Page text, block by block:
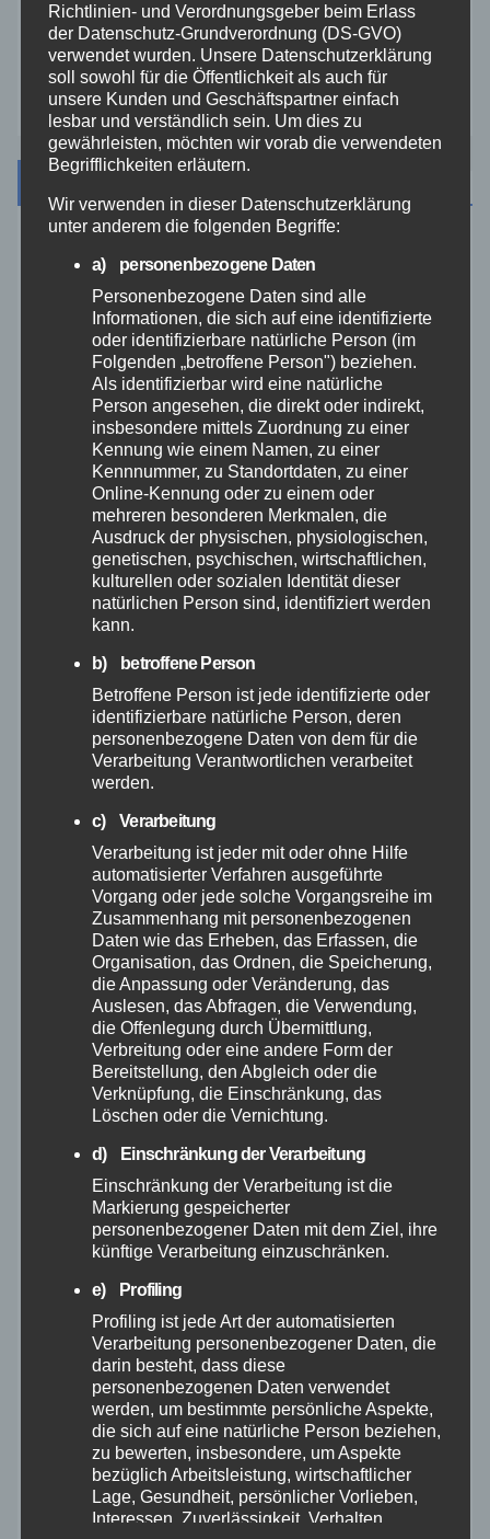
Westerwald
Zoll
Archiv
Juli 2026
Juni 2026
Mai 2026
April 2026
März 2026
Februar 2026
Januar 2026
Dezember 2025
November 2025
Oktober 2025
September 2025
August 2025
Juli 2025
Juni 2025
Mai 2025
April 2025
März 2025
Februar 2025
Januar 2025
Dezember 2024
November 2024
Oktober 2024
Richtlinien- und Verordnungsgeber beim Erlass
der Datenschutz-Grundverordnung (DS-GVO)
verwendet wurden. Unsere Datenschutzerklärung
soll sowohl für die Öffentlichkeit als auch für
unsere Kunden und Geschäftspartner einfach
lesbar und verständlich sein. Um dies zu
gewährleisten, möchten wir vorab die verwendeten
Begrifflichkeiten erläutern.
Wir verwenden in dieser Datenschutzerklärung
unter anderem die folgenden Begriffe:
a) personenbezogene Daten
Personenbezogene Daten sind alle
Informationen, die sich auf eine identifizierte
oder identifizierbare natürliche Person (im
Folgenden „betroffene Person") beziehen.
Als identifizierbar wird eine natürliche
Person angesehen, die direkt oder indirekt,
insbesondere mittels Zuordnung zu einer
Kennung wie einem Namen, zu einer
Kennnummer, zu Standortdaten, zu einer
Online-Kennung oder zu einem oder
mehreren besonderen Merkmalen, die
Ausdruck der physischen, physiologischen,
genetischen, psychischen, wirtschaftlichen,
kulturellen oder sozialen Identität dieser
natürlichen Person sind, identifiziert werden
kann.
b) betroffene Person
Betroffene Person ist jede identifizierte oder
identifizierbare natürliche Person, deren
personenbezogene Daten von dem für die
Verarbeitung Verantwortlichen verarbeitet
werden.
c) Verarbeitung
Verarbeitung ist jeder mit oder ohne Hilfe
automatisierter Verfahren ausgeführte
Vorgang oder jede solche Vorgangsreihe im
Zusammenhang mit personenbezogenen
Daten wie das Erheben, das Erfassen, die
Organisation, das Ordnen, die Speicherung,
die Anpassung oder Veränderung, das
Auslesen, das Abfragen, die Verwendung,
die Offenlegung durch Übermittlung,
Verbreitung oder eine andere Form der
Bereitstellung, den Abgleich oder die
Verknüpfung, die Einschränkung, das
Löschen oder die Vernichtung.
d) Einschränkung der Verarbeitung
Einschränkung der Verarbeitung ist die
Markierung gespeicherter
personenbezogener Daten mit dem Ziel, ihre
künftige Verarbeitung einzuschränken.
e) Profiling
Profiling ist jede Art der automatisierten
Verarbeitung personenbezogener Daten, die
darin besteht, dass diese
personenbezogenen Daten verwendet
werden, um bestimmte persönliche Aspekte,
die sich auf eine natürliche Person beziehen,
zu bewerten, insbesondere, um Aspekte
bezüglich Arbeitsleistung, wirtschaftlicher
Lage, Gesundheit, persönlicher Vorlieben,
Interessen, Zuverlässigkeit, Verhalten,